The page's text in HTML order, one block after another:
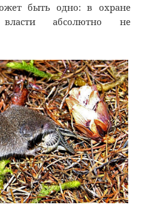
быть одно: в охране
абсолютно не